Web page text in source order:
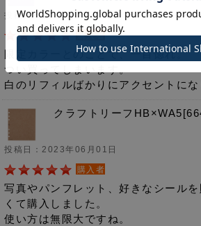
投稿日：2023年06月01日
購入者
限定カラーとのことで、一目惚れ。
つい買ってしまいます。
白のリフィルばかりにアクセントにな
クラフトリーフ
投稿日：2023年06月01日
購入者
写真やパンフレット、好きなシール
くて購入しました。
使い方は無限大ですね。